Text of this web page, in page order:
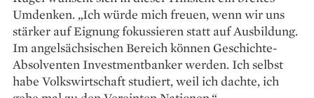
Umdenken. „Ich würde mich freuen, wenn wir uns
stärker auf Eignung fokussieren statt auf Ausbildung.
Im angelsächsischen Bereich können Geschichte-
Absolventen Investmentbanker werden. Ich selbst
habe Volkswirtschaft studiert, weil ich dachte, ich